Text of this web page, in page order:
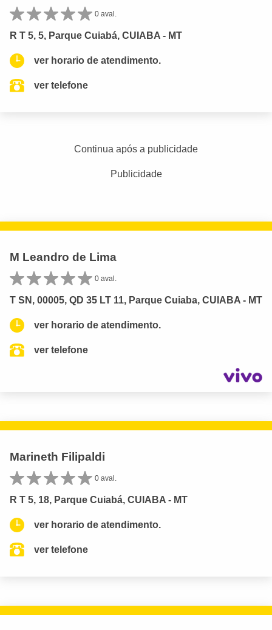
0 aval.
R T 5, 5, Parque Cuiabá, CUIABA - MT
ver horario de atendimento.
ver telefone
Continua após a publicidade
Publicidade
M Leandro de Lima
0 aval.
T SN, 00005, QD 35 LT 11, Parque Cuiaba, CUIABA - MT
ver horario de atendimento.
ver telefone
Marineth Filipaldi
0 aval.
R T 5, 18, Parque Cuiabá, CUIABA - MT
ver horario de atendimento.
ver telefone